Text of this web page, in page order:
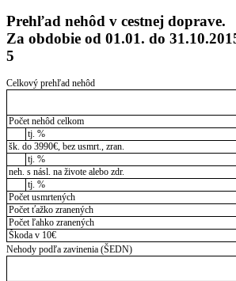
Prehľad nehôd v cestnej doprave.
Za obdobie od 01.01. do
5
Celkový prehľad nehôd
Počet nehôd celkom
tj. %
šk. do 3990€, bez usmrt., zran.
tj. %
neh. s násl. na živote alebo zdr.
tj. %
Počet usmrtených
Počet ťažko zranených
Počet ľahko zranených
Škoda v 10€
Nehody podľa zavinenia (ŠEDN)